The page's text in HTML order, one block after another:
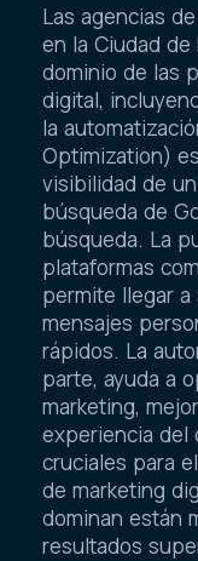
Las agencias
en la Ciudad
dominio de las
digital,
la
Optimization)
visibilidad de
búsqueda de
búsqueda. La
plataformas
permite llegar
mensajes
rápidos. La
parte, ayuda a
marketing,
experiencia del
cruciales para
de marketing
dominan están
resultados